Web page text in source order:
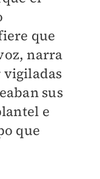
que
narra
vigiladas
sus
e
que